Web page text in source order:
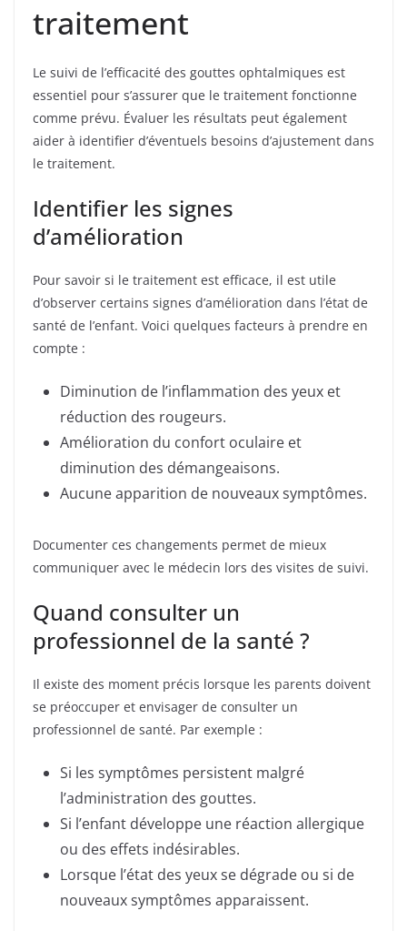
traitement
Le suivi de l’efficacité des gouttes ophtalmiques est
essentiel pour s’assurer que le traitement fonctionne
comme prévu. Évaluer les résultats peut également
aider à identifier d’éventuels besoins d’ajustement dans
le traitement.
Identifier les signes
d’amélioration
Pour savoir si le traitement est efficace, il est utile
d’observer certains signes d’amélioration dans l’état de
santé de l’enfant. Voici quelques facteurs à prendre en
compte :
Diminution de l’inflammation des yeux et
réduction des rougeurs.
Amélioration du confort oculaire et
diminution des démangeaisons.
Aucune apparition de nouveaux symptômes.
Documenter ces changements permet de mieux
communiquer avec le médecin lors des visites de suivi.
Quand consulter un
professionnel de la santé ?
Il existe des moment précis lorsque les parents doivent
se préoccuper et envisager de consulter un
professionnel de santé. Par exemple :
Si les symptômes persistent malgré
l’administration des gouttes.
Si l’enfant développe une réaction allergique
ou des effets indésirables.
Lorsque l’état des yeux se dégrade ou si de
nouveaux symptômes apparaissent.